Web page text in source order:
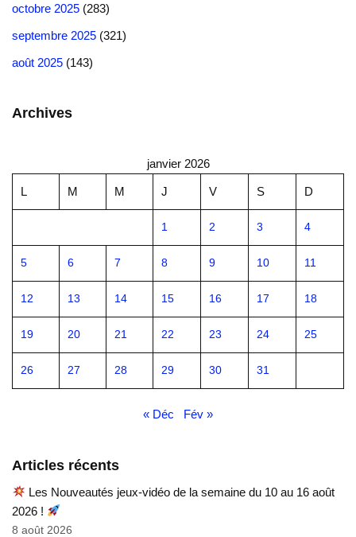
octobre 2025 (283)
septembre 2025 (321)
août 2025 (143)
Archives
janvier 2026
L M M J V S D
1 2 3 4
5 6 7 8 9 10 11
12 13 14 15 16 17 18
19 20 21 22 23 24 25
26 27 28 29 30 31
« Déc Fév »
Articles récents
Les Nouveautés jeux-vidéo de la semaine du 10 au 16 août
2026 !
8 août 2026